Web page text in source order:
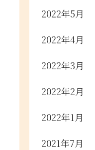
2022年5月
2022年4月
2022年3月
2022年2月
2022年1月
2021年7月